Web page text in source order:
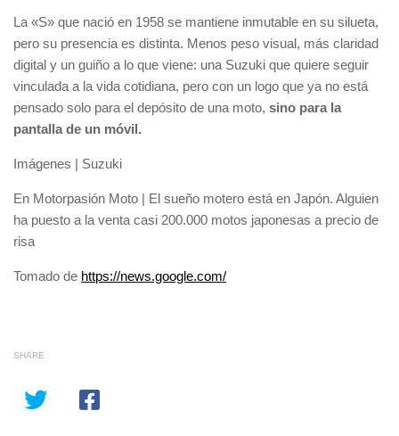
La «S» que nació en 1958 se mantiene inmutable en su silueta,
pero su presencia es distinta. Menos peso visual, más claridad
digital y un guiño a lo que viene: una Suzuki que quiere seguir
vinculada a la vida cotidiana, pero con un logo que ya no está
pensado solo para el depósito de una moto, sino para la
pantalla de un móvil.
Imágenes | Suzuki
En Motorpasión Moto | El sueño motero está en Japón. Alguien
ha puesto a la venta casi 200.000 motos japonesas a precio de
risa
Tomado de https://news.google.com/
SHARE